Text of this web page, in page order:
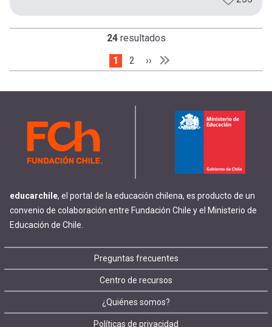
24resultados
Página actual
1 Page
2 Siguiente página
›› Última página
Última »
educarchile, el portal de la educación chilena, es producto de un
convenio de colaboración entre Fundación Chile y el Ministerio de
Educación de Chile.
Footer
menu
Preguntas frecuentes
Centro de recursos
¿Quiénes somos?
Políticas de privacidad